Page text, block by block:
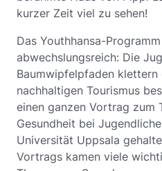
kurzer Zeit viel zu sehen!
Das Youthhansa-
abwechslungsreich: Die
Baumwipfelpfaden
nachhaltigen Tourismus
einen ganzen Vortrag zum
Gesundheit bei
Universität Uppsala
Vortrags kamen viele